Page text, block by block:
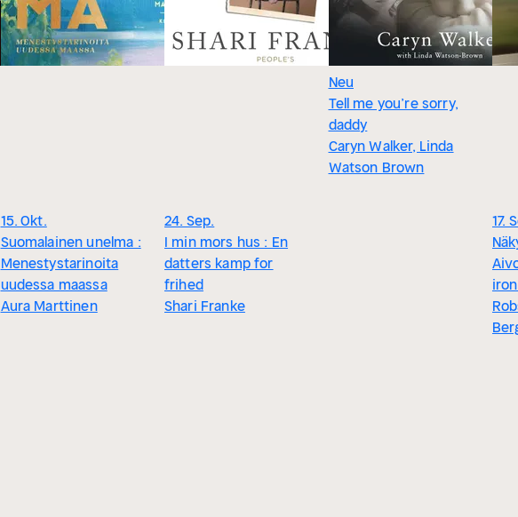
15. Okt.
Suomalainen unelma :
Menestystarinoita
uudessa maassa
Aura Marttinen
24. Sep.
I min mors hus : En
datters kamp for
frihed
Shari Franke
Neu
Tell me you’re sorry,
daddy
Caryn Walker, Linda
Watson Brown
17.